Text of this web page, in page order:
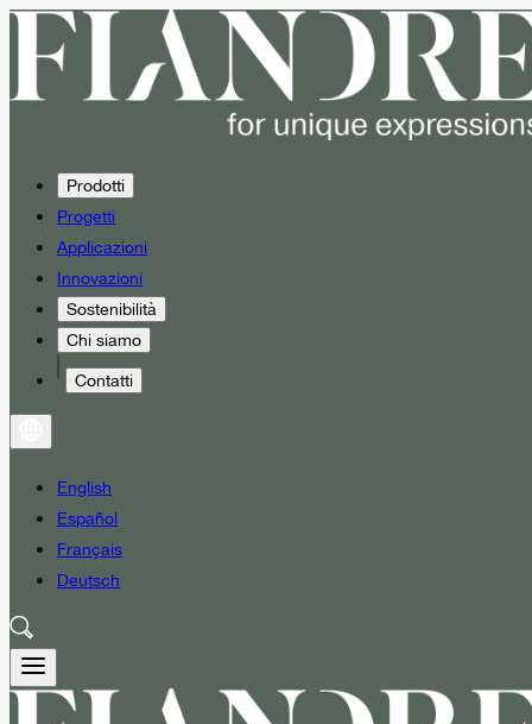
Prodotti
Progetti
Applicazioni
Innovazioni
Sostenibilità
Chi siamo
Contatti
English
Español
Français
Deutsch